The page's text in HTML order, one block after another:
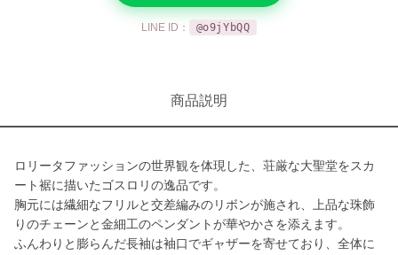
LINE ID： @o9jYbQQ
商品説明
ロリータファッションの世界観を体現した、荘厳な大聖堂をスカ
ート裾に描いたゴスロリの逸品です。
胸元には繊細なフリルと交差編みのリボンが施され、上品な珠飾
りのチェーンと金細工のペンダントが華やかさを添えます。
ふんわりと膨らんだ長袖は袖口でギャザーを寄せており、全体に